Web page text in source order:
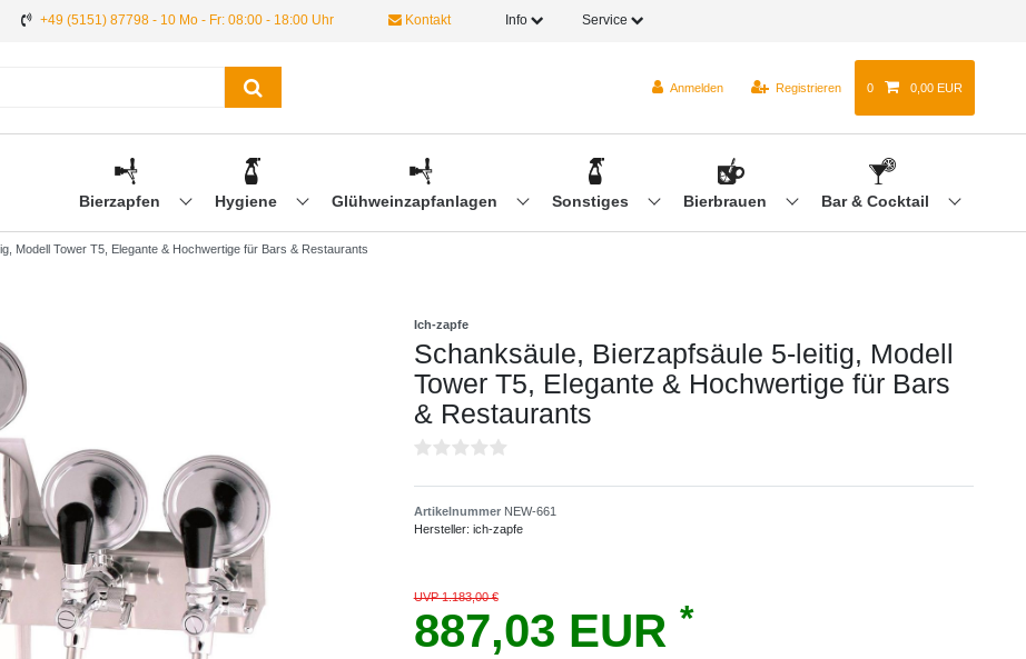
+49 (5151) 87798 - 10 Mo - Fr: 08:00 - 18:00 Uhr Kontakt Info Service
Anmelden Registrieren 0 0,00 EUR
Bierzapfen Hygiene Glühweinzapfanlagen Sonstiges Bierbrauen Bar & Cocktail
Modell Tower T5, Elegante & Hochwertige für Bars & Restaurants
Ich-zapfe
Schanksäule, Bierzapfsäule 5-leitig, Modell
Tower T5, Elegante & Hochwertige für Bars
& Restaurants
Artikelnummer NEW-661
Hersteller: ich-zapfe
UVP 1.183,00 €
887,03 EUR *